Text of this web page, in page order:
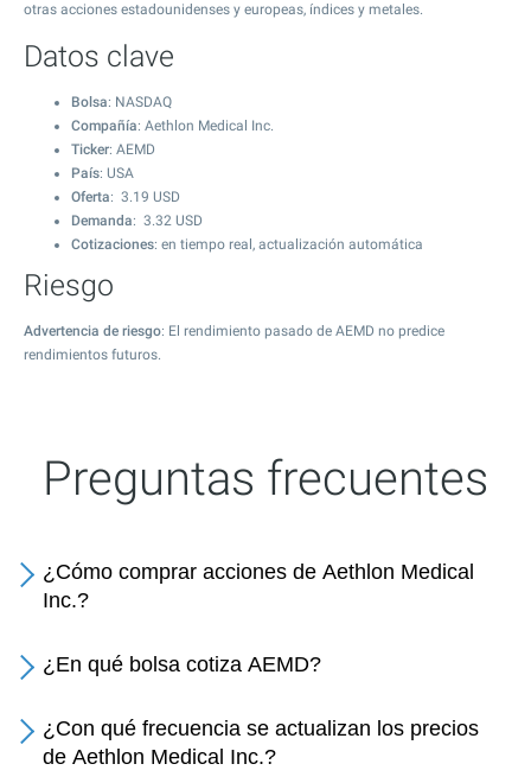
otras acciones estadounidenses y europeas, índices y metales.
Datos clave
Bolsa: NASDAQ
Compañía: Aethlon Medical Inc.
Ticker: AEMD
País: USA
Oferta: 3.19 USD
Demanda: 3.32 USD
Cotizaciones: en tiempo real, actualización automática
Riesgo
Advertencia de riesgo: El rendimiento pasado de AEMD no predice
rendimientos futuros.
Preguntas frecuentes
¿Cómo comprar acciones de Aethlon Medical
Inc.?
¿En qué bolsa cotiza AEMD?
¿Con qué frecuencia se actualizan los precios
de Aethlon Medical Inc.?